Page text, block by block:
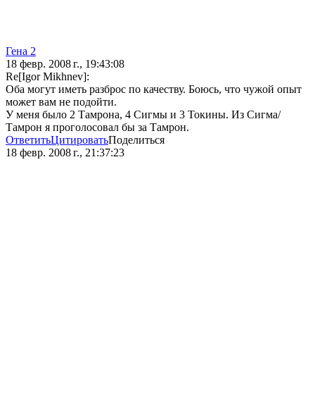
Гена 2
18 февр. 2008 г., 19:43:08
Re[Igor Mikhnev]:
Оба могут иметь разброс по качеству. Боюсь, что чужой опыт
может вам не подойти.
У меня было 2 Тамрона, 4 Сигмы и 3 Токины. Из Сигма/
Тамрон я проголосовал бы за Тамрон.
ОтветитьЦитироватьПоделиться
18 февр. 2008 г., 21:37:23